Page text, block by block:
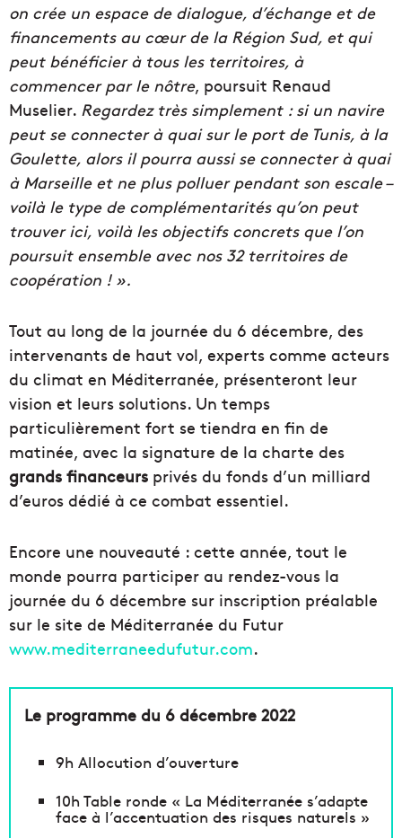
on crée un espace de dialogue, d’échange et de
financements au cœur de la Région Sud, et qui
peut bénéficier à tous les territoires, à
commencer par le nôtre, poursuit Renaud
Muselier. Regardez très simplement : si un navire
peut se connecter à quai sur le port de Tunis, à la
Goulette, alors il pourra aussi se connecter à quai
à Marseille et ne plus polluer pendant son escale –
voilà le type de complémentarités qu’on peut
trouver ici, voilà les objectifs concrets que l’on
poursuit ensemble avec nos 32 territoires de
coopération ! ».
Tout au long de la journée du 6 décembre, des
intervenants de haut vol, experts comme acteurs
du climat en Méditerranée, présenteront leur
vision et leurs solutions. Un temps
particulièrement fort se tiendra en fin de
matinée, avec la signature de la charte des
grands financeurs privés du fonds d’un milliard
d’euros dédié à ce combat essentiel.
Encore une nouveauté : cette année, tout le
monde pourra participer au rendez-vous la
journée du 6 décembre sur inscription préalable
sur le site de Méditerranée du Futur
www.mediterraneedufutur.com.
Le programme du 6 décembre 2022
9h Allocution d’ouverture
10h Table ronde « La Méditerranée s’adapte
face à l’accentuation des risques naturels »